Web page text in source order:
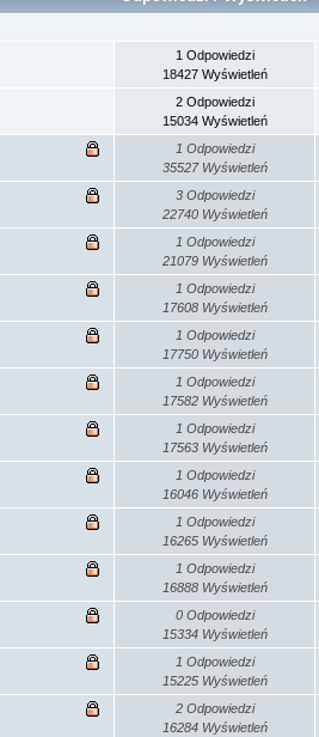
1 Odpowiedzi
18427 Wyświetleń
2 Odpowiedzi
15034 Wyświetleń
1 Odpowiedzi
35527 Wyświetleń
3 Odpowiedzi
22740 Wyświetleń
1 Odpowiedzi
21079 Wyświetleń
1 Odpowiedzi
17608 Wyświetleń
1 Odpowiedzi
17750 Wyświetleń
1 Odpowiedzi
17582 Wyświetleń
1 Odpowiedzi
17563 Wyświetleń
1 Odpowiedzi
16046 Wyświetleń
1 Odpowiedzi
16265 Wyświetleń
1 Odpowiedzi
16888 Wyświetleń
0 Odpowiedzi
15334 Wyświetleń
1 Odpowiedzi
15225 Wyświetleń
2 Odpowiedzi
16284 Wyświetleń